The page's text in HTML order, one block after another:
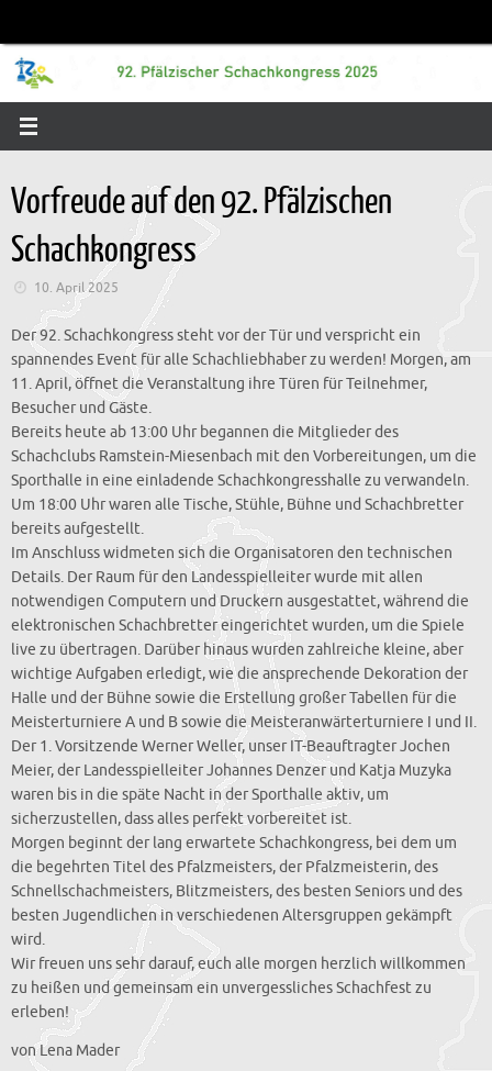
springen
Vorfreude auf den 92. Pfälzischen
Schachkongress
10. April 2025
Der 92. Schachkongress steht vor der Tür und verspricht ein
spannendes Event für alle Schachliebhaber zu werden! Morgen, am
11. April, öffnet die Veranstaltung ihre Türen für Teilnehmer,
Besucher und Gäste.
Bereits heute ab 13:00 Uhr begannen die Mitglieder des
Schachclubs Ramstein-Miesenbach mit den Vorbereitungen, um die
Sporthalle in eine einladende Schachkongresshalle zu verwandeln.
Um 18:00 Uhr waren alle Tische, Stühle, Bühne und Schachbretter
bereits aufgestellt.
Im Anschluss widmeten sich die Organisatoren den technischen
Details. Der Raum für den Landesspielleiter wurde mit allen
notwendigen Computern und Druckern ausgestattet, während die
elektronischen Schachbretter eingerichtet wurden, um die Spiele
live zu übertragen. Darüber hinaus wurden zahlreiche kleine, aber
wichtige Aufgaben erledigt, wie die ansprechende Dekoration der
Halle und der Bühne sowie die Erstellung großer Tabellen für die
Meisterturniere A und B sowie die Meisteranwärterturniere I und II.
Der 1. Vorsitzende Werner Weller, unser IT-Beauftragter Jochen
Meier, der Landesspielleiter Johannes Denzer und Katja Muzyka
waren bis in die späte Nacht in der Sporthalle aktiv, um
sicherzustellen, dass alles perfekt vorbereitet ist.
Morgen beginnt der lang erwartete Schachkongress, bei dem um
die begehrten Titel des Pfalzmeisters, der Pfalzmeisterin, des
Schnellschachmeisters, Blitzmeisters, des besten Seniors und des
besten Jugendlichen in verschiedenen Altersgruppen gekämpft
wird.
Wir freuen uns sehr darauf, euch alle morgen herzlich willkommen
zu heißen und gemeinsam ein unvergessliches Schachfest zu
erleben!
von Lena Mader